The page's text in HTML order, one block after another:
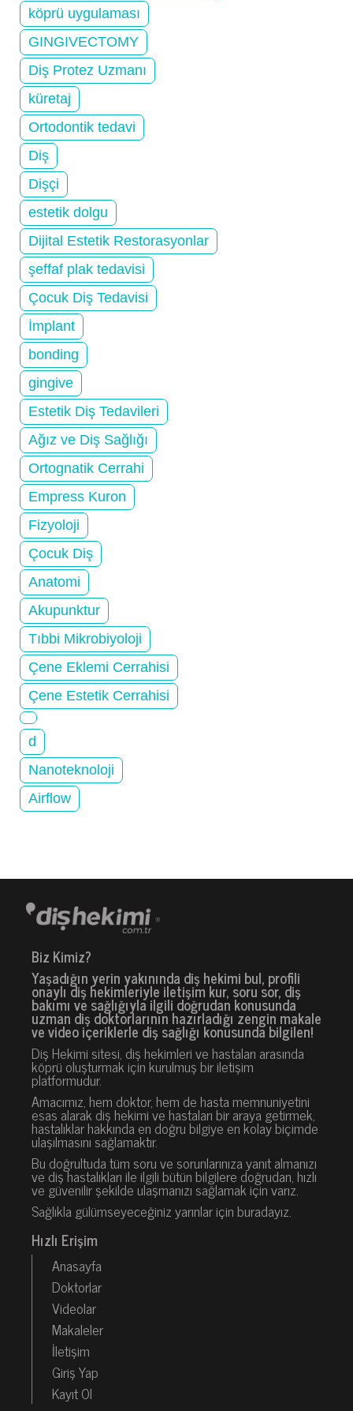
köprü uygulaması
GINGIVECTOMY
Diş Protez Uzmanı
küretaj
Ortodontik tedavi
Diş
Dişçi
estetik dolgu
Dijital Estetik Restorasyonlar
şeffaf plak tedavisi
Çocuk Diş Tedavisi
İmplant
bonding
gingive
Estetik Diş Tedavileri
Ağız ve Diş Sağlığı
Ortognatik Cerrahi
Empress Kuron
Fizyoloji
Çocuk Diş
Anatomi
Akupunktur
Tıbbi Mikrobiyoloji
Çene Eklemi Cerrahisi
Çene Estetik Cerrahisi
d
Nanoteknoloji
Airflow
Biz Kimiz?
Yaşadığın yerin yakınında diş hekimi bul, profili
onaylı diş hekimleriyle iletişim kur, soru sor, diş
bakımı ve sağlığıyla ilgili doğrudan konusunda
uzman diş doktorlarının hazırladığı zengin makale
ve video içeriklerle diş sağlığı konusunda bilgilen!
Diş Hekimi sitesi, diş hekimleri ve hastaları arasında
köprü oluşturmak için kurulmuş bir iletişim
platformudur.
Amacımız, hem doktor, hem de hasta memnuniyetini
esas alarak diş hekimi ve hastaları bir araya getirmek,
hastalıklar hakkında en doğru bilgiye en kolay biçimde
ulaşılmasını sağlamaktır.
Bu doğrultuda tüm soru ve sorunlarınıza yanıt almanızı
ve diş hastalıkları ile ilgili bütün bilgilere doğrudan, hızlı
ve güvenilir şekilde ulaşmanızı sağlamak için varız.
Sağlıkla gülümseyeceğiniz yarınlar için buradayız.
Hızlı Erişim
Anasayfa
Doktorlar
Videolar
Makaleler
İletişim
Giriş Yap
Kayıt Ol